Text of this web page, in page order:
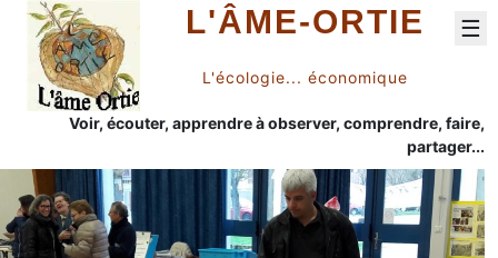
L'ÂME-ORTIE
L'écologie... économique
Voir, écouter, apprendre à observer, comprendre, faire,
partager...
☰